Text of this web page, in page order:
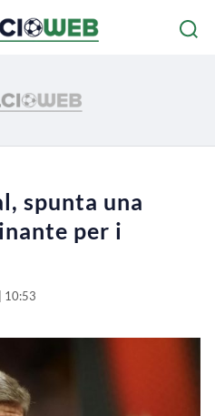
spunta una
per i
10:53